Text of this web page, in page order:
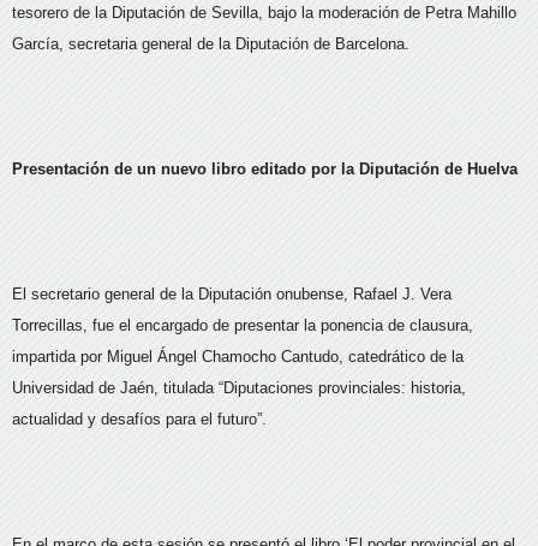
tesorero de la Diputación de Sevilla, bajo la moderación de Petra Mahillo
García, secretaria general de la Diputación de Barcelona.
Presentación de un nuevo libro editado por la Diputación de Huelva
El secretario general de la Diputación onubense, Rafael J. Vera
Torrecillas, fue el encargado de presentar la ponencia de clausura,
impartida por Miguel Ángel Chamocho Cantudo, catedrático de la
Universidad de Jaén, titulada “Diputaciones provinciales: historia,
actualidad y desafíos para el futuro”.